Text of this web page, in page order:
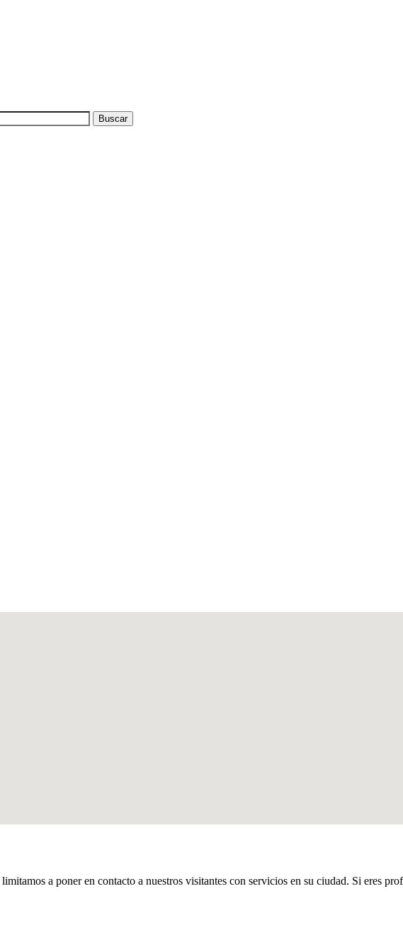
a poner en contacto a nuestros visitantes con servicios en su ciudad. Si eres